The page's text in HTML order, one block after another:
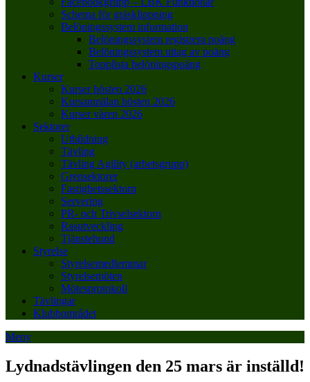
Schema för gräsklippning
Belöningssystem information
Belöningssystem registrera poäng
Belöningssystem uttag av poäng
Topplista belöningspoäng
Kurser
Kurser hösten 2026
Kursanmälan hösten 2026
Kurser våren 2026
Sektorer
Utbildning
Tävling
Tävling Agility (arbetsgrupp)
Grensektorer
Fastighetssektorn
Servering
PR- och Trivselsektorn
Rasutveckling
Tjänstehund
Styrelse
Styrelsemedlemmar
Styrelsemöten
Mötesprotokoll
Tävlingar
Klubbområdet
Meny
Lydnadstävlingen den 25 mars är inställd!